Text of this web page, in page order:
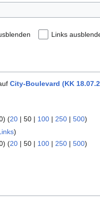
Links
City-Boulevard (KK
) (20 | 50 | 100 | 250 | 500)
)
) (20 | 50 | 100 | 250 | 500)